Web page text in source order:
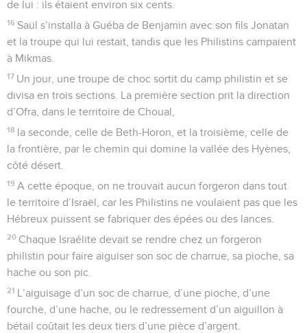
de lui : ils étaient environ six cents.
16 Saül s’installa à Guéba de Benjamin avec son fils Jonatan
et la troupe qui lui restait, tandis que les Philistins campaient
à Mikmas.
17 Un jour, une troupe de choc sortit du camp philistin et se
divisa en trois sections. La première section prit la direction
d’Ofra, dans le territoire de Choual,
18 la seconde, celle de Beth-Horon, et la troisième, celle de
la frontière, par le chemin qui domine la vallée des Hyènes,
côté désert.
19 A cette époque, on ne trouvait aucun forgeron dans tout
le territoire d’Israël, car les Philistins ne voulaient pas que les
Hébreux puissent se fabriquer des épées ou des lances.
20 Chaque Israélite devait se rendre chez un forgeron
philistin pour faire aiguiser son soc de charrue, sa pioche, sa
hache ou son pic.
21 L’aiguisage d’un soc de charrue, d’une pioche, d’une
fourche, d’une hache, ou le redressement d’un aiguillon à
bétail coûtait les deux tiers d’une pièce d’argent.